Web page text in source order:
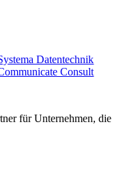
Datentechnik
Consult
für Unternehmen, die